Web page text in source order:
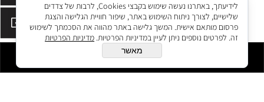
הוסף לסל
לידיעתך, באתרנו נעשה שימוש בקבצי Cookies, לרבות של צדדים
שלישיים, לצורך ניתוח השימוש באתר, שיפור חוויית הגלישה והצגת
פרסום מותאם אישית. המשך גלישה באתר מהווה את הסכמתך לשימוש
זה. לפרטים נוספים ניתן לעיין במדיניות הפרטיות. מדיניות הפרטיות
מאשר